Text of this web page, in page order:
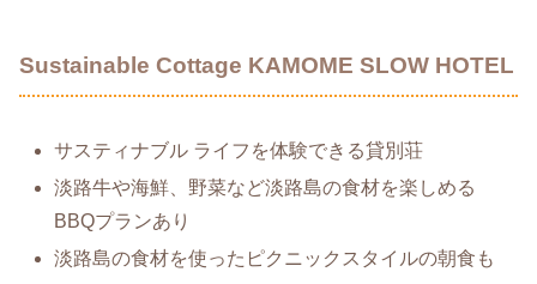
Sustainable Cottage KAMOME SLOW HOTEL
サスティナブル ライフを体験できる貸別荘
淡路牛や海鮮、野菜など淡路島の食材を楽しめる
BBQプランあり
淡路島の食材を使ったピクニックスタイルの朝食も